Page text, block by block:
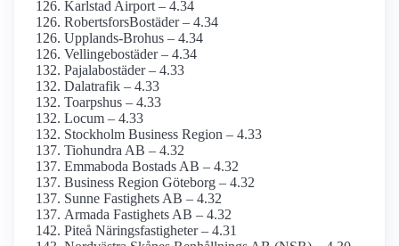
Karlstad Airport – 4.34
RobertsforsBostäder – 4.34
Upplands-Brohus – 4.34
Vellingebostäder – 4.34
Pajala­bostäder – 4.33
Dalatrafik – 4.33
Toarpshus – 4.33
Locum – 4.33
Stockholm Business Region – 4.33
Tiohundra AB – 4.32
Emmaboda Bostads AB – 4.32
Business Region Göteborg – 4.32
Sunne Fastighets AB – 4.32
Armada Fastighets AB – 4.32
Piteå Näringsfastigheter – 4.31